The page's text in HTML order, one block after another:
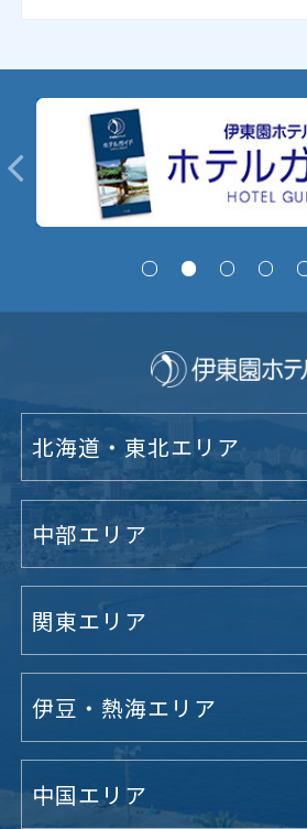
北海道・東北エリア
中部エリア
関東エリア
伊豆・熱海エリア
中国エリア